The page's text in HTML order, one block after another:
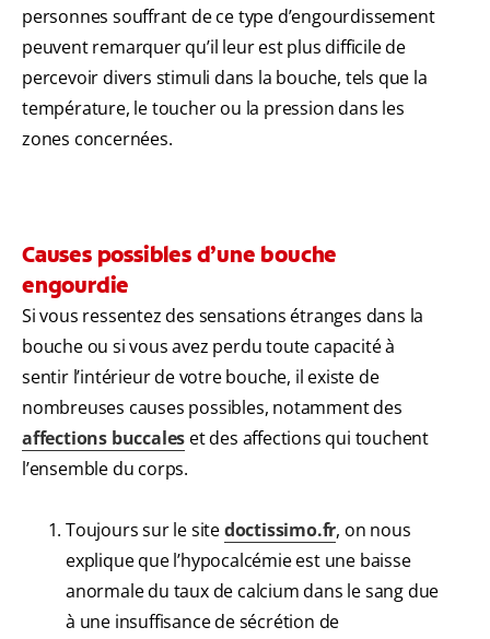
personnes souffrant de ce type d’engourdissement
peuvent remarquer qu’il leur est plus difficile de
percevoir divers stimuli dans la bouche, tels que la
température, le toucher ou la pression dans les
zones concernées.
Causes possibles d’une bouche
engourdie
Si vous ressentez des sensations étranges dans la
bouche ou si vous avez perdu toute capacité à
sentir l’intérieur de votre bouche, il existe de
nombreuses causes possibles, notamment des
affections buccales et des affections qui touchent
l’ensemble du corps.
Toujours sur le sitedoctissimo.fr, on nous
explique que l’hypocalcémie est une baisse
anormale du taux de calcium dans le sang due
à une insuffisance de sécrétion de